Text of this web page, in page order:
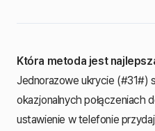
Która metoda jest
Jednorazowe ukrycie (#31#)
okazjonalnych połączeniach
ustawienie w telefonie